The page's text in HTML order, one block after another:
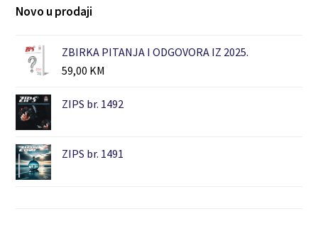
Novo u prodaji
ZBIRKA PITANJA I ODGOVORA IZ 2025.
59,00 KM
ZIPS br. 1492
ZIPS br. 1491